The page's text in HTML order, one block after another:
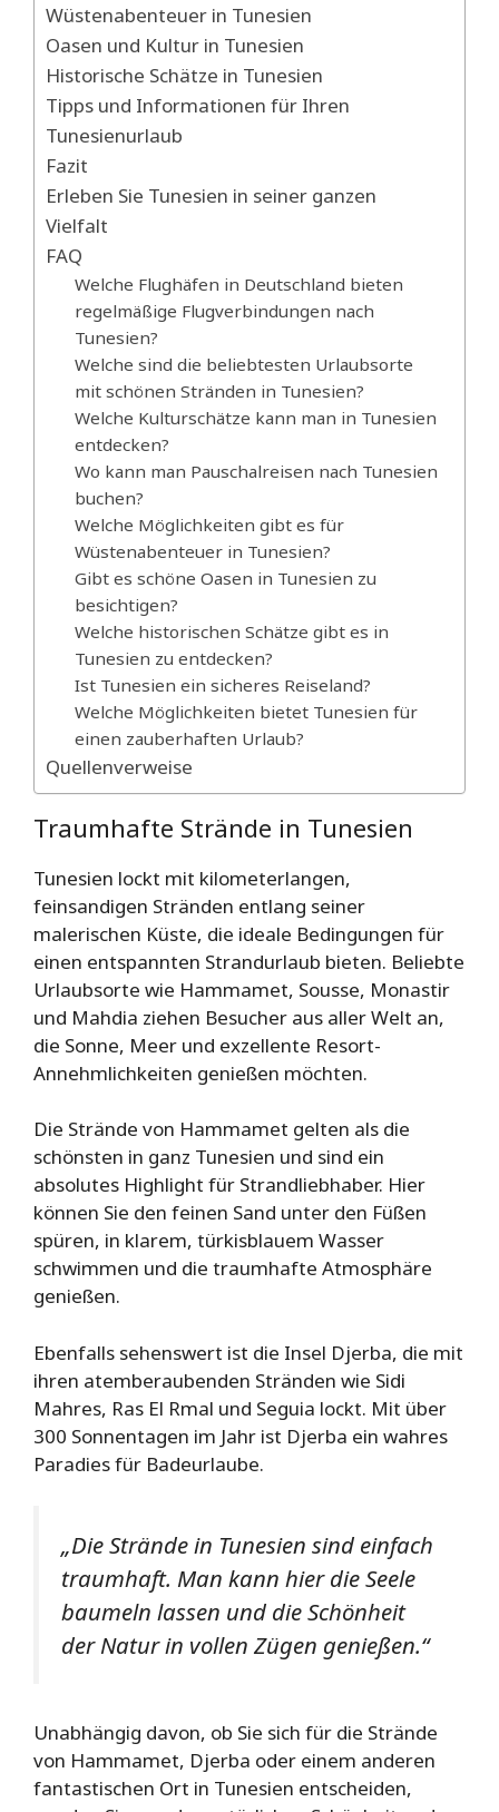
Wüstenabenteuer in Tunesien
Oasen und Kultur in Tunesien
Historische Schätze in Tunesien
Tipps und Informationen für Ihren
Tunesienurlaub
Fazit
Erleben Sie Tunesien in seiner ganzen
Vielfalt
FAQ
Welche Flughäfen in Deutschland bieten
regelmäßige Flugverbindungen nach
Tunesien?
Welche sind die beliebtesten Urlaubsorte
mit schönen Stränden in Tunesien?
Welche Kulturschätze kann man in Tunesien
entdecken?
Wo kann man Pauschalreisen nach Tunesien
buchen?
Welche Möglichkeiten gibt es für
Wüstenabenteuer in Tunesien?
Gibt es schöne Oasen in Tunesien zu
besichtigen?
Welche historischen Schätze gibt es in
Tunesien zu entdecken?
Ist Tunesien ein sicheres Reiseland?
Welche Möglichkeiten bietet Tunesien für
einen zauberhaften Urlaub?
Quellenverweise
Traumhafte Strände in Tunesien
Tunesien lockt mit kilometerlangen,
feinsandigen Stränden entlang seiner
malerischen Küste, die ideale Bedingungen für
einen entspannten Strandurlaub bieten. Beliebte
Urlaubsorte wie Hammamet, Sousse, Monastir
und Mahdia ziehen Besucher aus aller Welt an,
die Sonne, Meer und exzellente Resort-
Annehmlichkeiten genießen möchten.
Die Strände von Hammamet gelten als die
schönsten in ganz Tunesien und sind ein
absolutes Highlight für Strandliebhaber. Hier
können Sie den feinen Sand unter den Füßen
spüren, in klarem, türkisblauem Wasser
schwimmen und die traumhafte Atmosphäre
genießen.
Ebenfalls sehenswert ist die Insel Djerba, die mit
ihren atemberaubenden Stränden wie Sidi
Mahres, Ras El Rmal und Seguia lockt. Mit über
300 Sonnentagen im Jahr ist Djerba ein wahres
Paradies für Badeurlaube.
„Die Strände in Tunesien sind einfach
traumhaft. Man kann hier die Seele
baumeln lassen und die Schönheit
der Natur in vollen Zügen genießen.“
Unabhängig davon, ob Sie sich für die Strände
von Hammamet, Djerba oder einem anderen
fantastischen Ort in Tunesien entscheiden,